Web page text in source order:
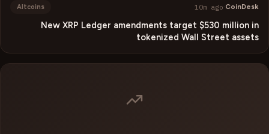
CoinDesk
·
10m ago
Altcoins
New XRP Ledger amendments target $530 million in
tokenized Wall Street assets